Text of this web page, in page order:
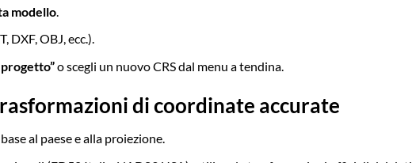
modello.
DXF, OBJ, ecc.).
progetto”o scegli un nuovo CRS dal menu a tendina.
di coordinate accurate
al paese e alla proiezione.